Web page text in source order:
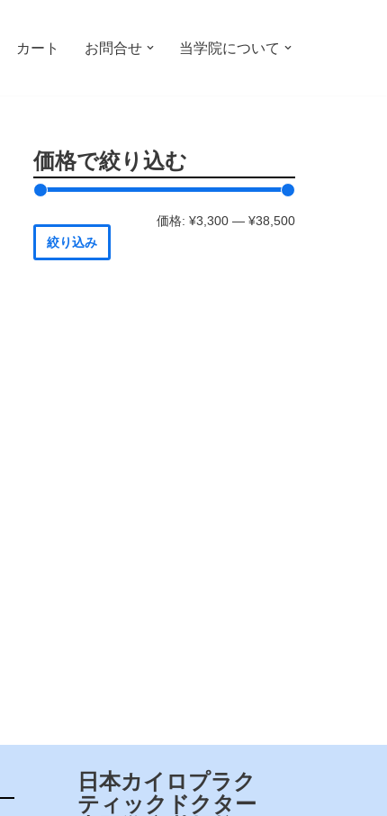
カート お問合せ 当学院について
価格で絞り込む
絞り込み
価格: ¥3,300 — ¥38,500
日本カイロプラク
ティックドクター